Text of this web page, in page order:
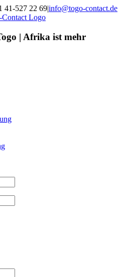
41-527 22 69|info@togo-contact.de
| Afrika ist mehr